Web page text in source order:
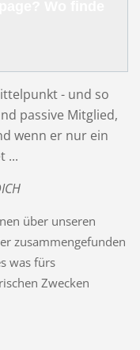
- und so
passive Mitglied,
wenn er nur ein
...
über unseren
zusammengefunden
was fürs
Zwecken